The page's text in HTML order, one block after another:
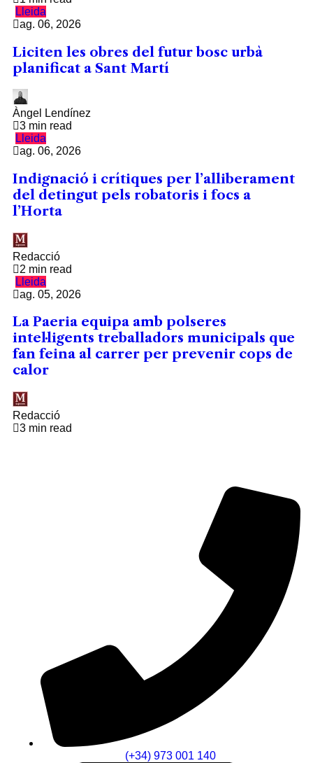
Lleida
ag. 06, 2026
Liciten les obres del futur bosc urbà
planificat a Sant Martí
Àngel Lendínez
3 min read
Lleida
ag. 06, 2026
Indignació i crítiques per l’alliberament
del detingut pels robatoris i focs a
l’Horta
Redacció
2 min read
Lleida
ag. 05, 2026
La Paeria equipa amb polseres
intel·ligents treballadors municipals que
fan feina al carrer per prevenir cops de
calor
Redacció
3 min read
(+34) 973 001 140